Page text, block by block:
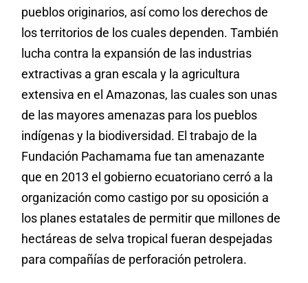
pueblos originarios, así como los derechos de
los territorios de los cuales dependen. También
lucha contra la expansión de las industrias
extractivas a gran escala y la agricultura
extensiva en el Amazonas, las cuales son unas
de las mayores amenazas para los pueblos
indígenas y la biodiversidad. El trabajo de la
Fundación Pachamama fue tan amenazante
que en 2013 el gobierno ecuatoriano cerró a la
organización como castigo por su oposición a
los planes estatales de permitir que millones de
hectáreas de selva tropical fueran despejadas
para compañías de perforación petrolera.